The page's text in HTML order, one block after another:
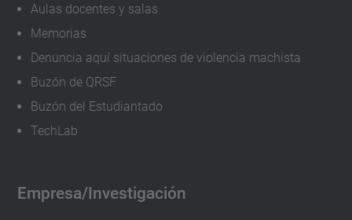
Virtuales
2021-
15T10:00:00+02:00
2021-
Aulas docentes y salas
Memorias
Denuncia aquí situaciones de violencia machista
Buzón de QRSF
Buzón del Estudiantado
TechLab
Empresa/Investigación